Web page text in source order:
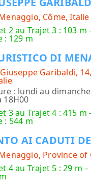
Côme, Italie
2 au Trajet 3 : 103 m
: 129 m
DI
Garibaldi,
: lundi au
18H00
3 au Trajet 4 : 415 m
: 544 m
AI CADUTI
Province of
4 au Trajet 5 : 29 m